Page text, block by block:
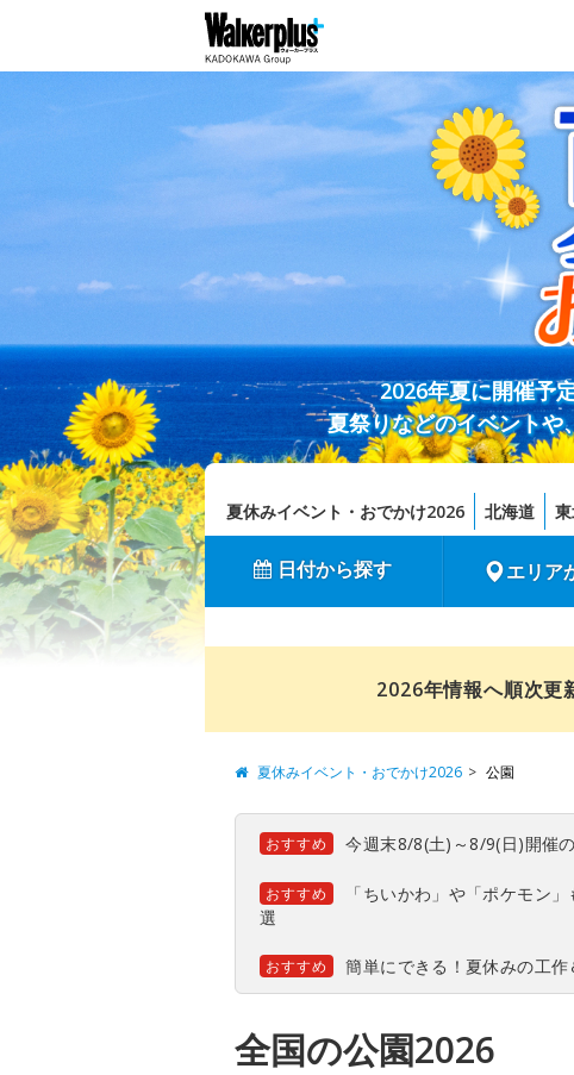
2026年夏に開催予
夏祭りなどのイベントや
夏休みイベント・おでかけ2026 北海道
日付から探す エリア
2026年情報へ順次更
夏休みイベント・おでかけ2026 公園
おすすめ 今週末8/8(土)～8/9(日)開催
おすすめ
「ちいかわ」や「ポケモン
選
おすすめ 簡単にできる！夏休みの工
全国の公園2026